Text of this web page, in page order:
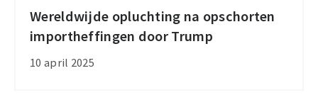
Wereldwijde opluchting na opschorten
importheffingen door Trump
10 april 2025
Wereldwijde
opluchting
na